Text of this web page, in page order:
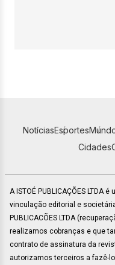
NotíciasEsportes
Cidades
A ISTOÉ PUBLICAÇÕES LTDA
vinculação editorial e societária
PUBLICACÕES LTDA
realizamos cobranças e que
contrato de assinatura da
autorizamos terceiros a fazê-